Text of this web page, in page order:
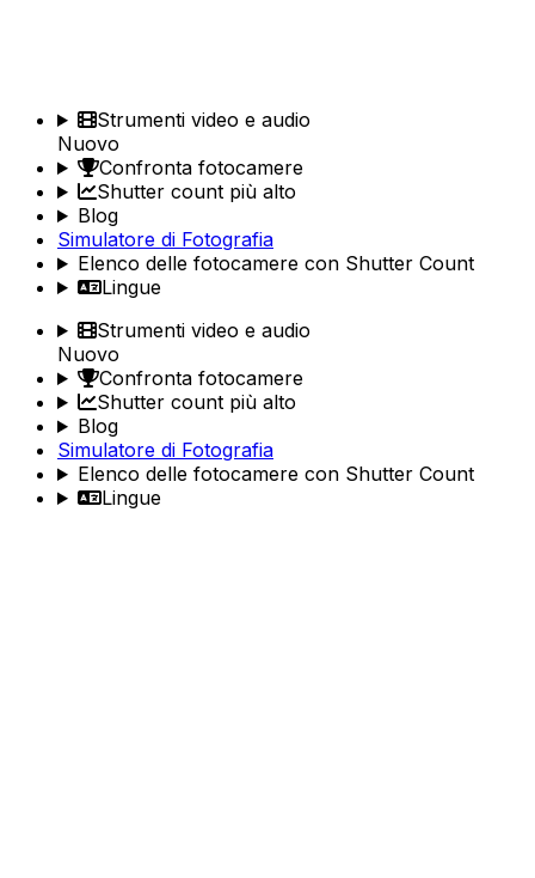
Strumenti video e audio
Nuovo
Confronta fotocamere
Shutter count più alto
Blog
Simulatore di Fotografia
Elenco delle fotocamere con Shutter Count
Lingue
Strumenti video e audio
Nuovo
Confronta fotocamere
Shutter count più alto
Blog
Simulatore di Fotografia
Elenco delle fotocamere con Shutter Count
Lingue